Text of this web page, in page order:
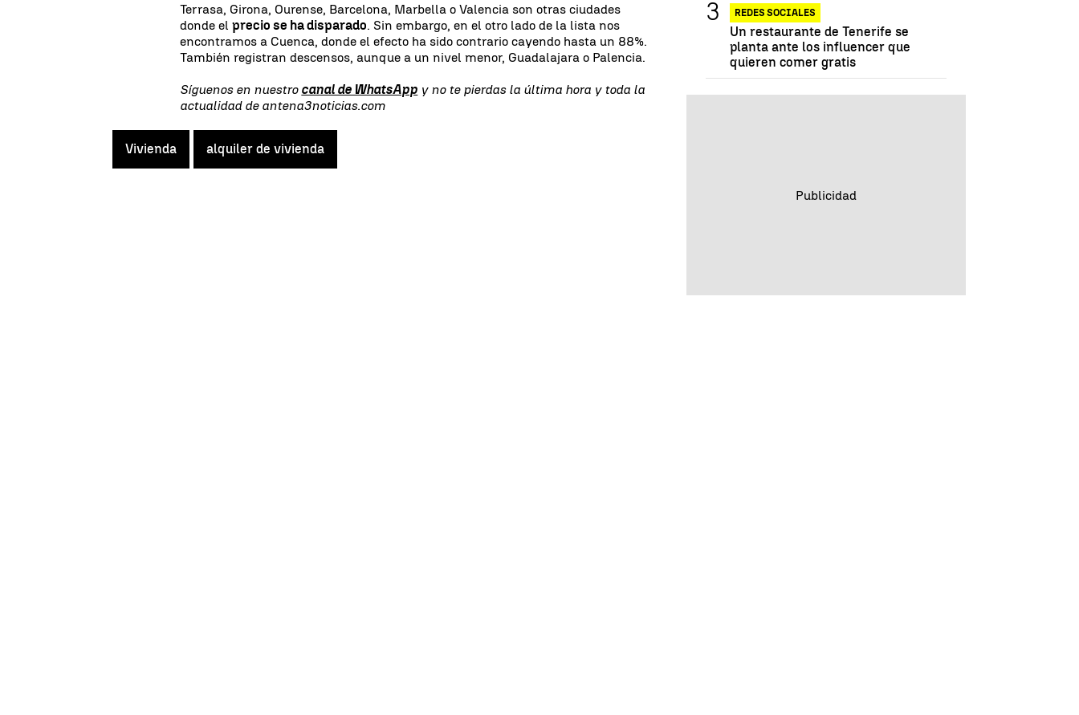
Terrasa, Girona, Ourense, Barcelona, Marbella o Valencia son otras ciudades
donde elprecio se ha disparado. Sin embargo, en el otro lado de la lista nos
encontramos a Cuenca, donde el efecto ha sido contrario cayendo hasta un 88%.
También registran descensos, aunque a un nivel menor, Guadalajara o Palencia.
Síguenos en nuestro canal de WhatsApp y no te pierdas la última hora y toda la
actualidad de antena3noticias.com
Vivienda alquiler de vivienda
REDES SOCIALES
Un restaurante de Tenerife se
planta ante los influencer que
quieren comer gratis